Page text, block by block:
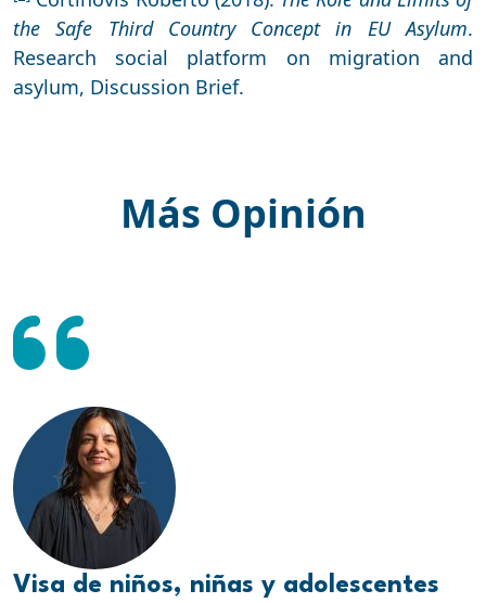
the Safe Third Country Concept in EU Asylum.
Research social platform on migration and
asylum, Discussion Brief.
Más Opinión
Visa de niños, niñas y adolescentes